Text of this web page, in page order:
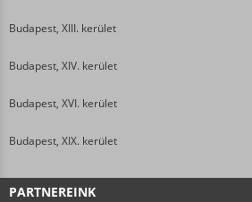
Budapest, XIII. kerület
Budapest, XIV. kerület
Budapest, XVI. kerület
Budapest, XIX. kerület
PARTNEREINK